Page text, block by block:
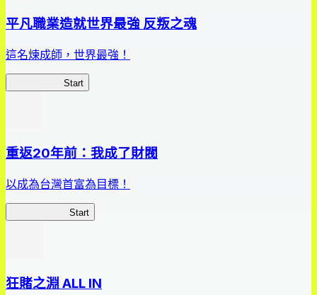
平凡職業造就世界最強 反叛之魂
這名煉成師，世界最強！
Start
重返20年前：我成了財閥
以成為台灣首富為目標！
Start
狂賭之淵 ALL IN